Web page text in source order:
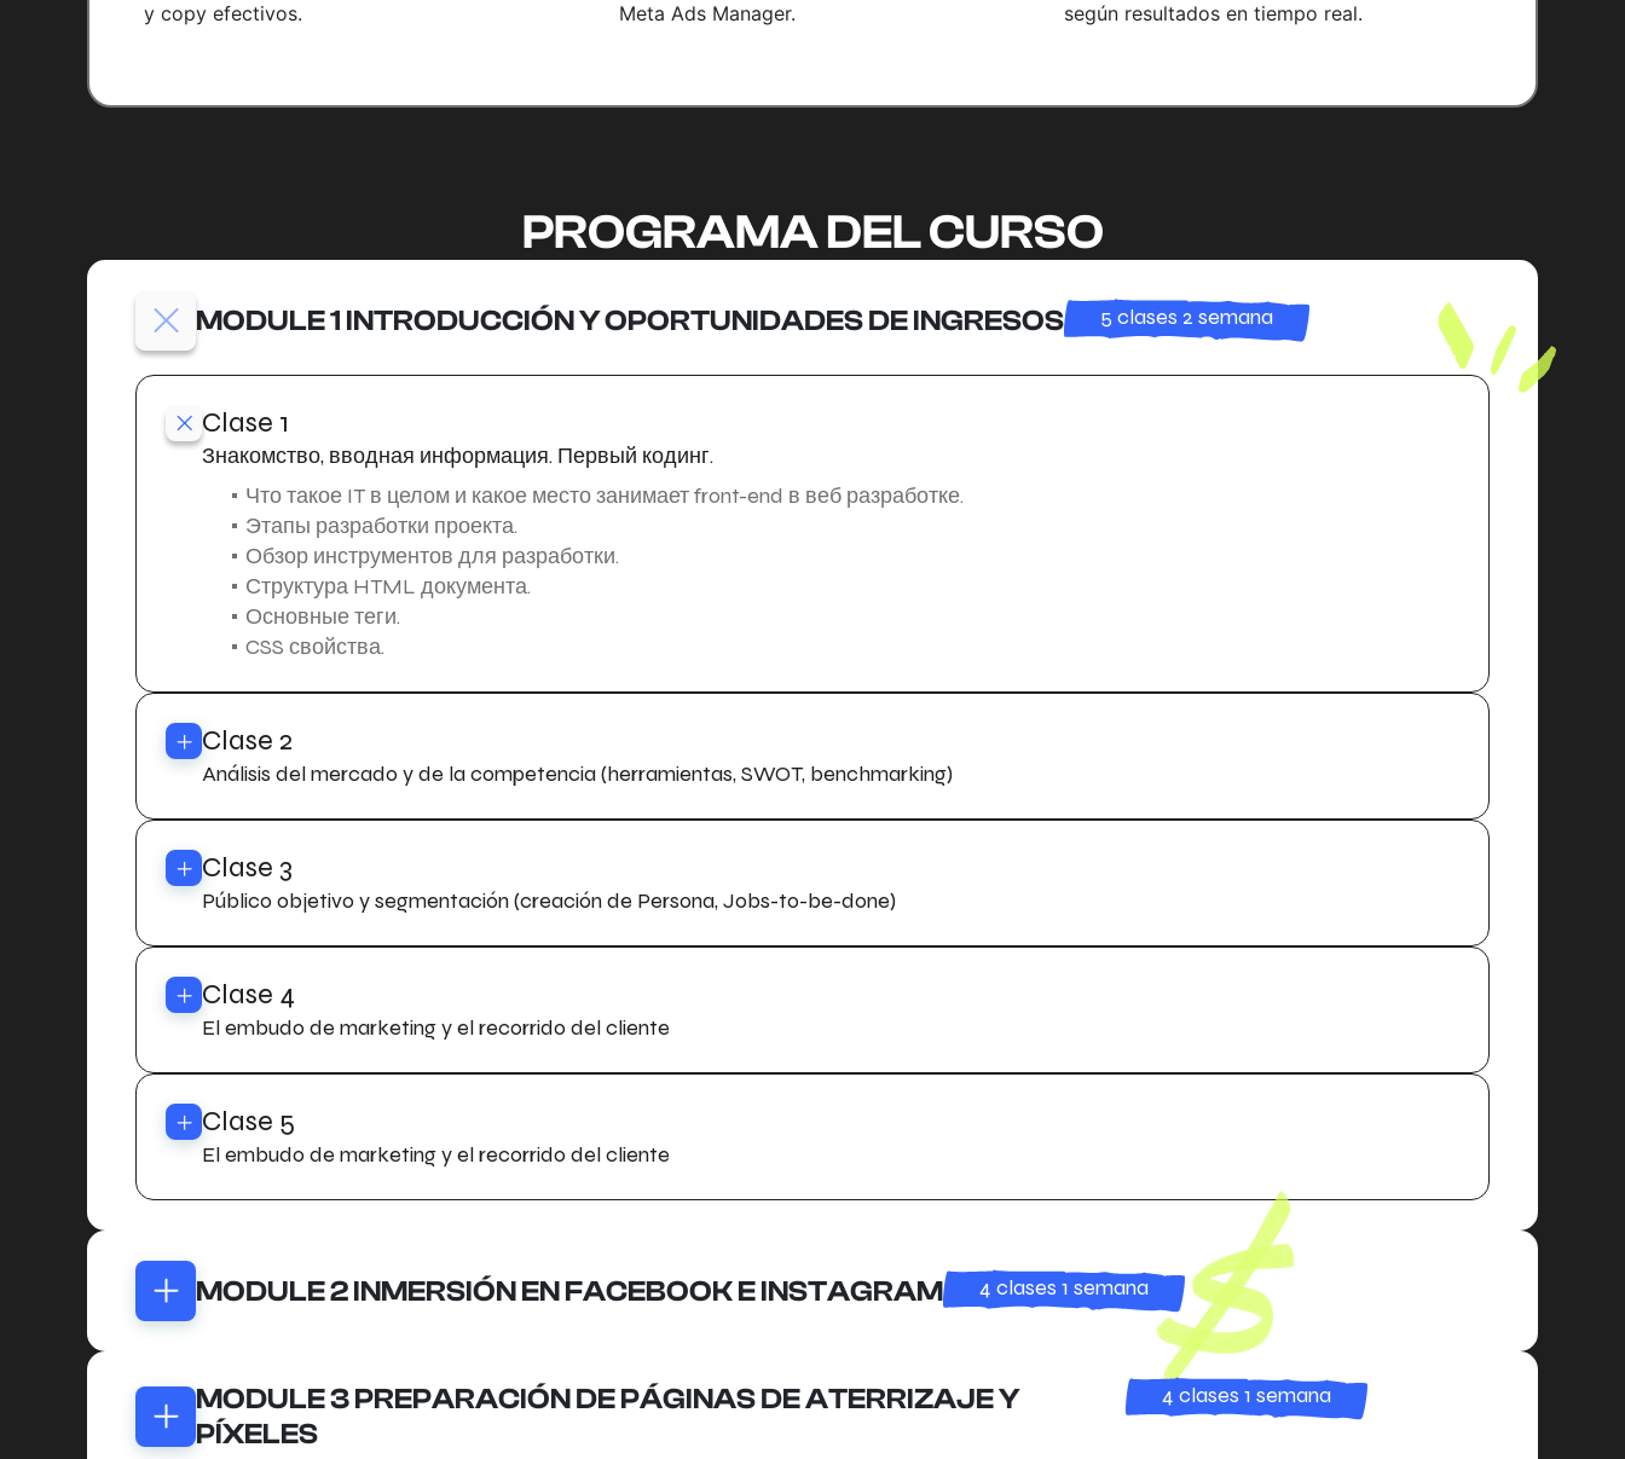
y copy efectivos.
Meta Ads Manager.
según resultados en tiempo real.
PROGRAMA DEL CURSO
MODULE 1 INTRODUCCIÓN Y OPORTUNIDADES DE INGRESOS 5 clases 2 semana
Clase 1
Знакомство, вводная информация. Первый кодинг.
Что такое IT в целом и какое место занимает front-end в веб разработке.
Этапы разработки проекта.
Обзор инструментов для разработки.
Структура HTML документа.
Основные теги.
CSS свойства.
Clase 2
Análisis del mercado y de la competencia (herramientas, SWOT, benchmarking)
Clase 3
Público objetivo y segmentación (creación de Persona, Jobs-to-be-done)
Clase 4
El embudo de marketing y el recorrido del cliente
Clase 5
El embudo de marketing y el recorrido del cliente
MODULE 2 INMERSIÓN EN FACEBOOK E INSTAGRAM 4 clases 1 semana
Clase 1
Знакомство, вводная информация. Первый кодинг.
MODULE 3 PREPARACIÓN DE PÁGINAS DE ATERRIZAJE Y
PÍXELES
4 clases 1 semana